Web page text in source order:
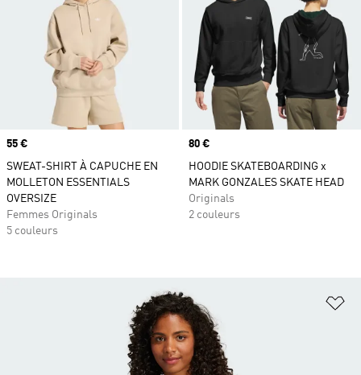
Prix
55 €
SWEAT-SHIRT À CAPUCHE EN
MOLLETON ESSENTIALS
OVERSIZE
Femmes Originals
5 couleurs
Prix
80 €
HOODIE SKATEBOARDING x
MARK GONZALES SKATE HEAD
Originals
2 couleurs